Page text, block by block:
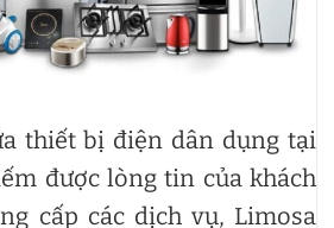
thiết bị điện dân dụng tại
được lòng tin của khách
cấp các dịch vụ, Limosa